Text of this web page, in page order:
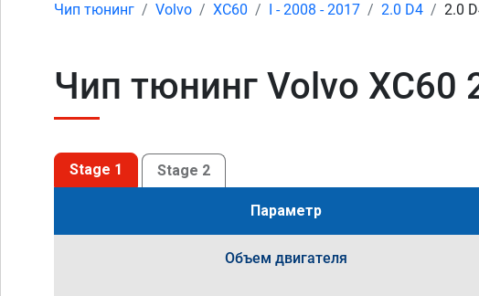
Чип тюнинг Volvo XC60 I - 2008 - 2017 2.0 D4 2.0
Чип тюнинг Volvo XC60
Stage 1 Stage 2
Параметр
Объем двигателя